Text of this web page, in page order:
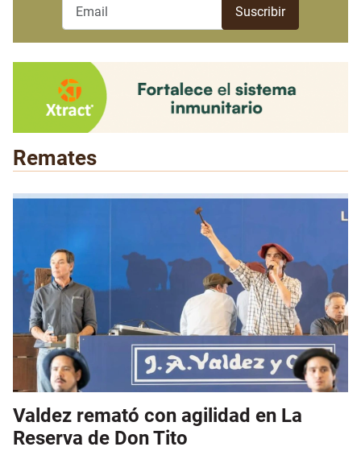
Remates
Valdez remató con agilidad en La
Reserva de Don Tito